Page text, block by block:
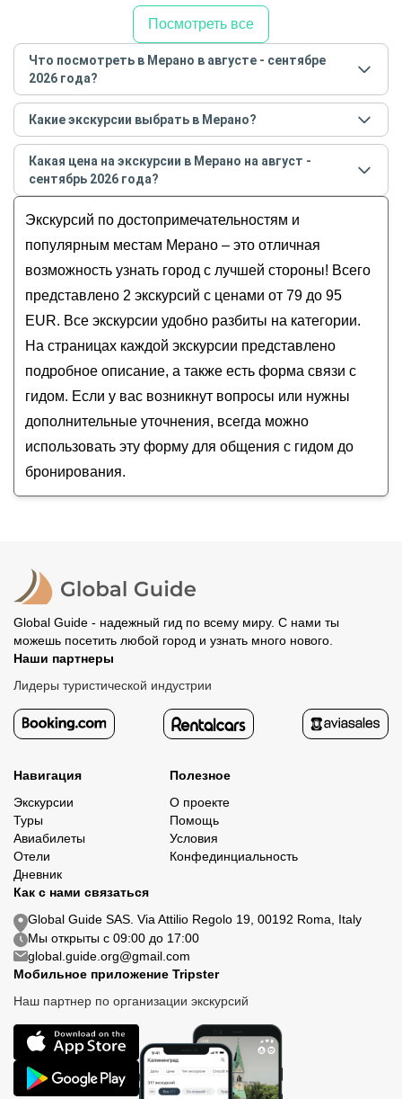
Посмотреть все
Что посмотреть в Мерано в августе - сентябре
2026 года?
Самые популярные местав Меранов августе -
сентябре 2026года:
Обзорные
История и архитектура
Музеи и искусство
Гастрономические
Для детей
Какие экскурсии выбрать в Мерано?
Самые популярные экскурсиив Меранов августе -
сентябре 2026года:
По следам Сисси
Загадочный холм кельтов и раскопки Ганглегга
Какая цена на экскурсии в Мерано на август -
сентябрь 2026 года?
сентябрь 2026года от 79до 95 EUR
Экскурсий по достопримечательностям и
популярным местам Мерано – это отличная
возможность узнать город с лучшей стороны! Всего
представлено 2 экскурсий с ценами от 79 до 95
EUR. Все экскурсии удобно разбиты на категории.
На страницах каждой экскурсии представлено
подробное описание, а также есть форма связи с
гидом. Если у вас возникнут вопросы или нужны
дополнительные уточнения, всегда можно
использовать эту форму для общения с гидом до
бронирования.
Global Guide - надежный гид по всему миру. С нами ты
можешь посетить любой город и узнать много нового.
Наши партнеры
Лидеры туристической индустрии
Навигация
Экскурсии
Туры
Авиабилеты
Отели
Дневник
Полезное
О проекте
Помощь
Условия
Конфединциальность
Как с нами связаться
Global Guide SAS. Via Attilio Regolo 19, 00192 Roma, Italy
Мы открыты с 09:00 до 17:00
global.guide.org@gmail.com
Мобильное приложение Tripster
Наш партнер по организации экскурсий